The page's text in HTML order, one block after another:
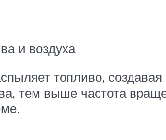
и воздуха
топливо, создавая
тем выше частота